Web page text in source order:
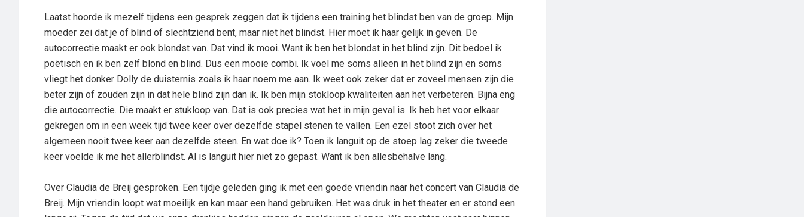
Laatst hoorde ik mezelf tijdens een gesprek zeggen dat ik tijdens een training het blindst ben van de groep. Mijn
moeder zei dat je of blind of slechtziend bent, maar niet het blindst. Hier moet ik haar gelijk in geven. De
autocorrectie maakt er ook blondst van. Dat vind ik mooi. Want ik ben het blondst in het blind zijn. Dit bedoel ik
poëtisch en ik ben zelf blond en blind. Dus een mooie combi. Ik voel me soms alleen in het blind zijn en soms
vliegt het donker Dolly de duisternis zoals ik haar noem me aan. Ik weet ook zeker dat er zoveel mensen zijn die
beter zijn of zouden zijn in dat hele blind zijn dan ik. Ik ben mijn stokloop kwaliteiten aan het verbeteren. Bijna eng
die autocorrectie. Die maakt er stukloop van. Dat is ook precies wat het in mijn geval is. Ik heb het voor elkaar
gekregen om in een week tijd twee keer over dezelfde stapel stenen te vallen. Een ezel stoot zich over het
algemeen nooit twee keer aan dezelfde steen. En wat doe ik? Toen ik languit op de stoep lag zeker die tweede
keer voelde ik me het allerblindst. Al is languit hier niet zo gepast. Want ik ben allesbehalve lang.
Over Claudia de Breij gesproken. Een tijdje geleden ging ik met een goede vriendin naar het concert van Claudia de
Breij. Mijn vriendin loopt wat moeilijk en kan maar een hand gebruiken. Het was druk in het theater en er stond een